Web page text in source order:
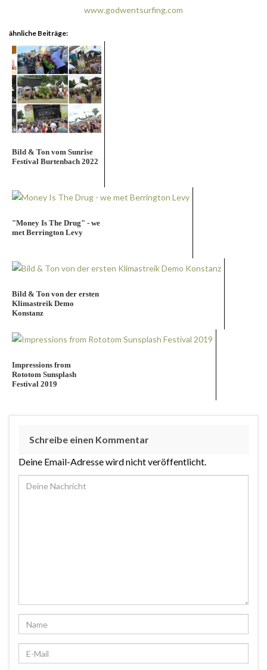
www.godwentsurfing.com
ähnliche Beiträge:
Bild & Ton vom Sunrise
Festival Burtenbach 2022
"Money Is The Drug" - we
met Berrington Levy
Bild & Ton von der ersten
Klimastreik Demo
Konstanz
Impressions from
Rototom Sunsplash
Festival 2019
Schreibe einen Kommentar
Deine Email-Adresse wird nicht veröffentlicht.